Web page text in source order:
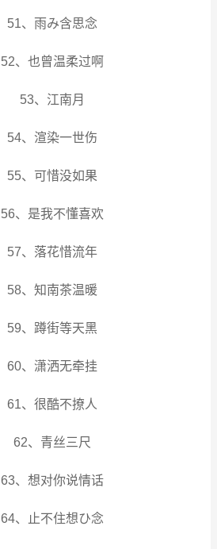
51、雨み含思念
52、也曾温柔过啊
53、江南月
54、渲染一世伤
55、可惜没如果
56、是我不懂喜欢
57、落花惜流年
58、知南茶温暖
59、蹲街等天黑
60、潇洒无牵挂
61、很酷不撩人
62、青丝三尺
63、想对你说情话
64、止不住想ひ念